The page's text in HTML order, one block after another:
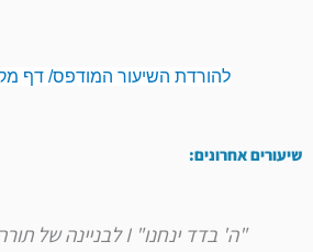
להורדת השיעור המודפס/ דף
שיעורים אחרונים:
"ה' בדד ינחנו" I לבניינה של תורה – פרשת חוקת